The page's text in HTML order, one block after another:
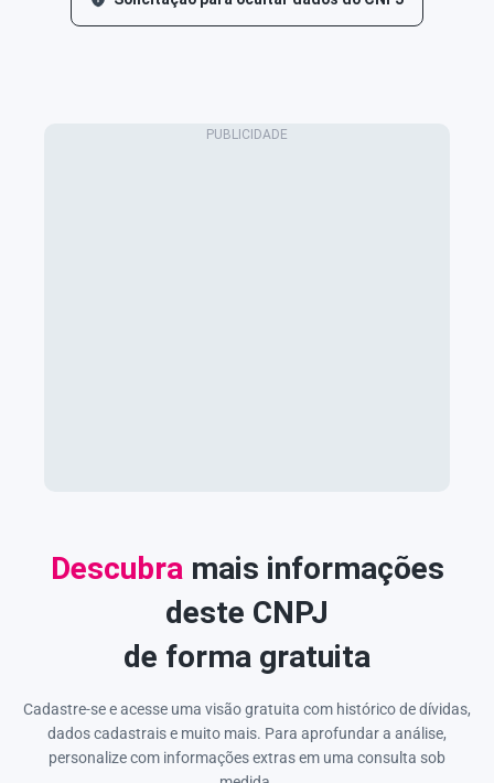
Descubra mais informações
deste CNPJ
de forma gratuita
Cadastre-se e acesse uma visão gratuita com histórico de dívidas,
dados cadastrais e muito mais. Para aprofundar a análise,
personalize com informações extras em uma consulta sob